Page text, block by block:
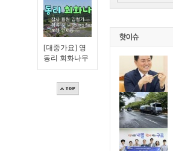
[대중가요] 영
동리 회화나무